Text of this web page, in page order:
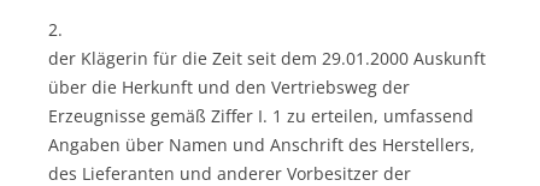
2.
der Klägerin für die Zeit seit dem 29.01.2000 Auskunft
über die Herkunft und den Vertriebsweg der
Erzeugnisse gemäß Ziffer I. 1 zu erteilen, umfassend
Angaben über Namen und Anschrift des Herstellers,
des Lieferanten und anderer Vorbesitzer der